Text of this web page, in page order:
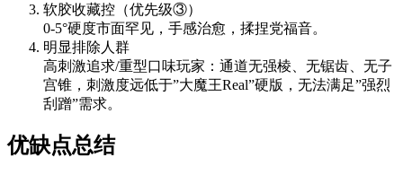
软胶收藏控（优先级③）
0-5°硬度市面罕见，手感治愈，揉捏党福音。
明显排除人群
高刺激追求/重型口味玩家：通道无强棱、无锯齿、无子
宫锥，刺激度远低于”大魔王Real”硬版，无法满足”强烈
刮蹭”需求。
优缺点总结